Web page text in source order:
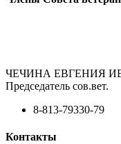
ЧЕЧИНА ЕВГЕНИЯ
Председатель сов.вет.
8-813-79330-79
Контакты